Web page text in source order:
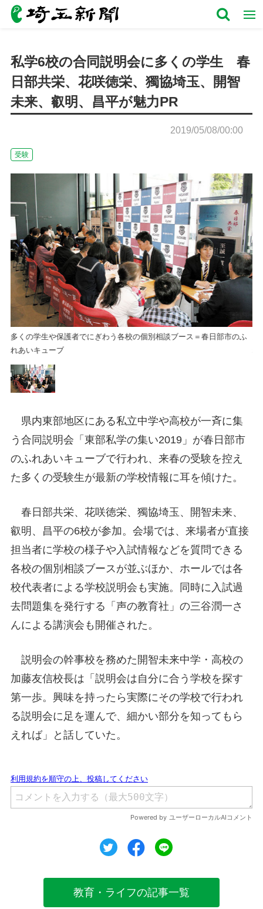
私学6校の合同説明会に多くの学生 春
日部共栄、花咲徳栄、獨協埼玉、開智
未来、叡明、昌平が魅力PR
2019/05/08/00:00
受験
多くの学生や保護者でにぎわう各校の個別相談ブース＝春日部市のふ
れあいキューブ
県内東部地区にある私立中学や高校が一斉に集
う合同説明会「東部私学の集い2019」が春日部市
のふれあいキューブで行われ、来春の受験を控え
た多くの受験生が最新の学校情報に耳を傾けた。
春日部共栄、花咲徳栄、獨協埼玉、開智未来、
叡明、昌平の6校が参加。会場では、来場者が直接
担当者に学校の様子や入試情報などを質問できる
各校の個別相談ブースが並ぶほか、ホールでは各
校代表者による学校説明会も実施。同時に入試過
去問題集を発行する「声の教育社」の三谷潤一さ
んによる講演会も開催された。
説明会の幹事校を務めた開智未来中学・高校の
加藤友信校長は「説明会は自分に合う学校を探す
第一歩。興味を持ったら実際にその学校で行われ
る説明会に足を運んで、細かい部分を知ってもら
えれば」と話していた。
ツイートシェア
教育・ライフの記事一覧